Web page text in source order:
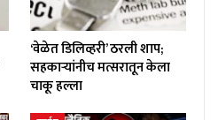
‘वेळेत डिलिव्हरी’ ठरली शाप;
सहकाऱ्यांनीच मत्सरातून केला
चाकू हल्ला